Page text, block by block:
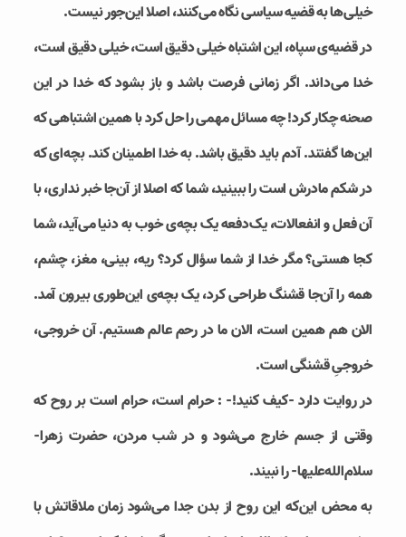
خیلی‌ها به قضیه سیاسی نگاه می‌کنند، اصلا این‌جور نیست.
در قضیه‌ی سپاه، این اشتباه خیلی دقیق است، خیلی دقیق است،
خدا می‌داند. اگر زمانی فرصت باشد و باز بشود که خدا در این
صحنه چکار کرد! چه مسائل مهمی را حل کرد با همین اشتباهی که
این‌ها گفتند. آدم باید دقیق باشد. به خدا اطمینان کند. بچه‌ای که
در شکم مادرش است را ببینید، شما که اصلا از آن‌جا خبر نداری، با
آن فعل و انفعالات، یک‌دفعه یک بچه‌ی خوب به دنیا می‌آید، شما
کجا هستی؟ مگر خدا از شما سؤال کرد؟ ریه، بینی، مغز، چشم،
همه را آن‌جا قشنگ طراحی کرد، یک بچه‌ی این‌طوری بیرون آمد.
الان هم همین است، الان ما در رحم عالم هستیم. آن خروجی،
خروجیِ قشنگی است.
در روایت دارد -کیف کنید!- : حرام است، حرام است بر روح که
وقتی از جسم خارج می‌شود و در شب مردن، حضرت زهرا-
سلام‌الله‌علیها- را نبیند.
به محض این‌که این روح از بدن جدا می‌شود زمان ملاقاتش با